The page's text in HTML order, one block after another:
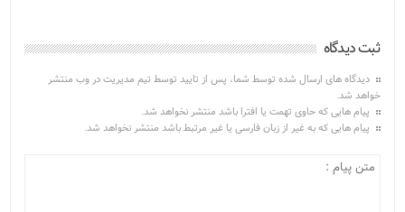
ثبت دیدگاه
دیدگاه های ارسال شده توسط شما، پس از تایید توسط تیم مدیریت در وب منتشر
خواهد شد.
پیام هایی که حاوی تهمت یا افترا باشد منتشر نخواهد شد.
پیام هایی که به غیر از زبان فارسی یا غیر مرتبط باشد منتشر نخواهد شد.